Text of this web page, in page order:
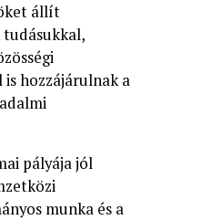
állít
hozzájárulnak a
pályája jól
munka és a